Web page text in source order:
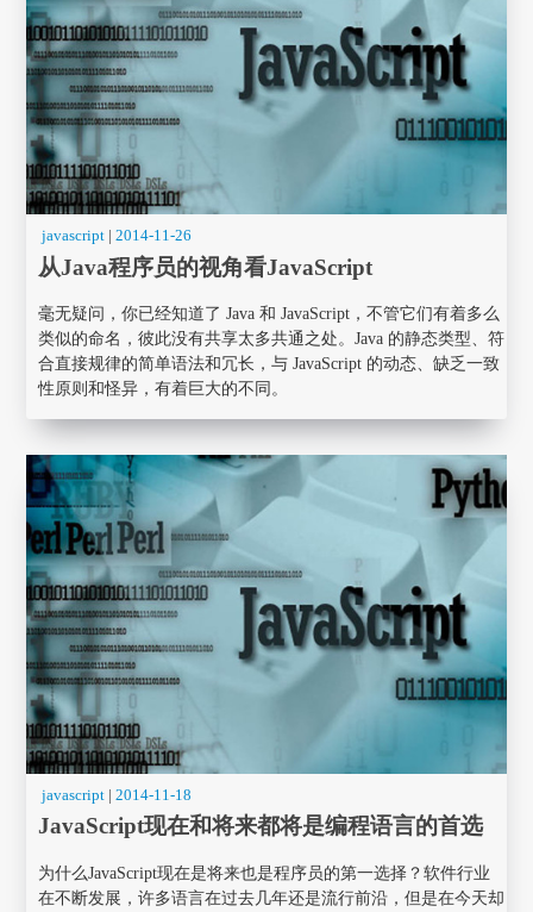
javascript |2014-11-26
从Java程序员的视角看JavaScript
毫无疑问，你已经知道了 Java 和 JavaScript，不管它们有着多么
类似的命名，彼此没有共享太多共通之处。Java 的静态类型、符
合直接规律的简单语法和冗长，与 JavaScript 的动态、缺乏一致
性原则和怪异，有着巨大的不同。
javascript |2014-11-18
JavaScript现在和将来都将是编程语言的首选
为什么JavaScript现在是将来也是程序员的第一选择？软件行业
在不断发展，许多语言在过去几年还是流行前沿，但是在今天却